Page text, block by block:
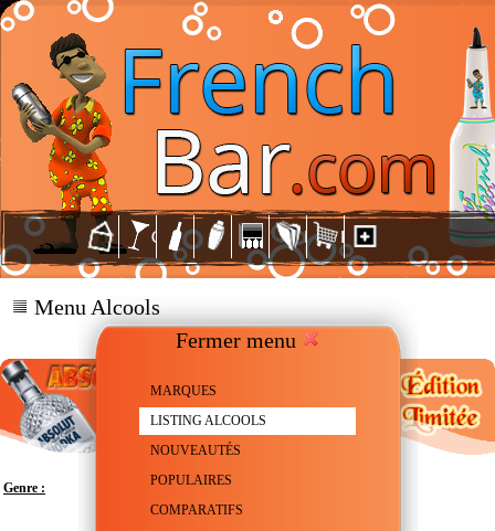
Fermer menu
MARQUES
LISTING ALCOOLS
NOUVEAUTÉS
POPULAIRES
COMPARATIFS
Menu Alcools
Genre : Vodka